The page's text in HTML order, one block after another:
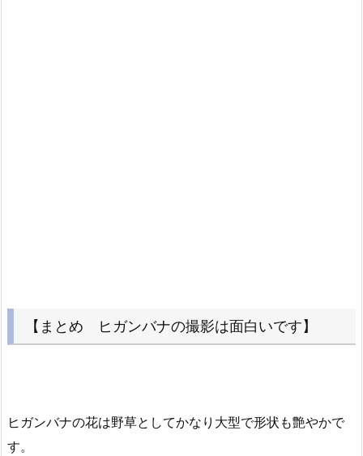
【まとめ ヒガンバナの撮影は面白いです】
ヒガンバナの花は野草としてかなり大型で形状も艶やかで
す。